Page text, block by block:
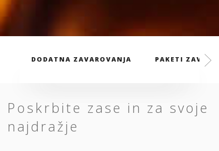
DODATNA ZAVAROVANJA PAKETI
Poskrbite zase in za svoje
najdražje